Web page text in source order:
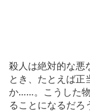
殺人は絶対的な
とき、たとえば正
か……。こうした
ることになるだろ